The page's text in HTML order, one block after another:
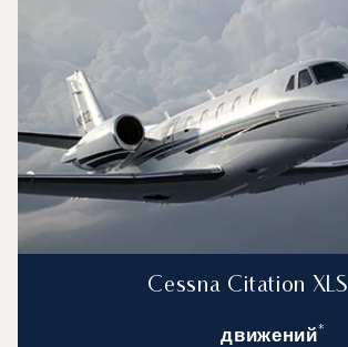
Cessna Citation XLS
движений *